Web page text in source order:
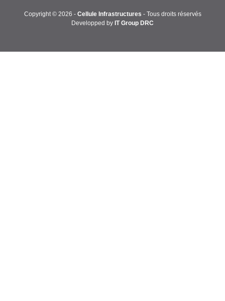
Copyright © 2026 - Cellule Infrastructures - Tous droits réservés
Developped by IT Group DRC